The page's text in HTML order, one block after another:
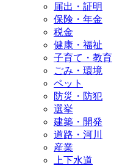
届出・証明
保険・年金
税金
健康・福祉
子育て・教育
ごみ・環境
ペット
防災・防犯
選挙
建築・開発
道路・河川
産業
上下水道